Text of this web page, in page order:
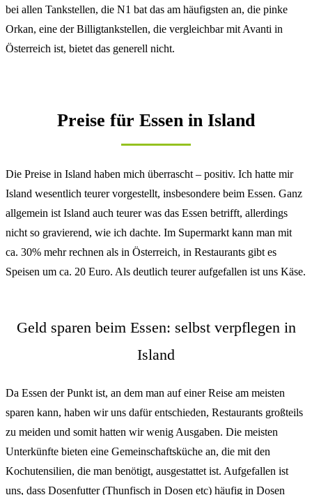
bei allen Tankstellen, die N1 bat das am häufigsten an, die pinke
Orkan, eine der Billigtankstellen, die vergleichbar mit Avanti in
Österreich ist, bietet das generell nicht.
Preise für Essen in Island
Die Preise in Island haben mich überrascht – positiv. Ich hatte mir
Island wesentlich teurer vorgestellt, insbesondere beim Essen. Ganz
allgemein ist Island auch teurer was das Essen betrifft, allerdings
nicht so gravierend, wie ich dachte. Im Supermarkt kann man mit
ca. 30% mehr rechnen als in Österreich, in Restaurants gibt es
Speisen um ca. 20 Euro. Als deutlich teurer aufgefallen ist uns Käse.
Geld sparen beim Essen: selbst verpflegen in
Island
Da Essen der Punkt ist, an dem man auf einer Reise am meisten
sparen kann, haben wir uns dafür entschieden, Restaurants großteils
zu meiden und somit hatten wir wenig Ausgaben. Die meisten
Unterkünfte bieten eine Gemeinschaftsküche an, die mit den
Kochutensilien, die man benötigt, ausgestattet ist. Aufgefallen ist
uns, dass Dosenfutter (Thunfisch in Dosen etc) häufig in Dosen